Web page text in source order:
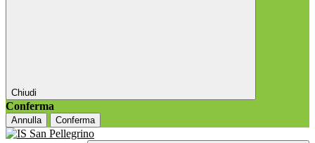
Chiudi
Conferma
Annulla Conferma